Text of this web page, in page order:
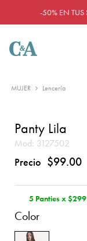
-50% EN
MUJER Lencería
Panty Lila
Mod: 3127502
Precio $99.00
5 Panties x $299
Color